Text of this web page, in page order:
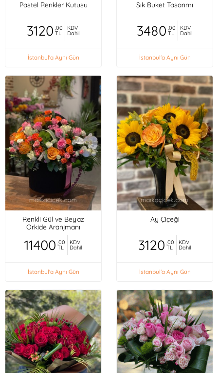
Pastel Renkler Kutusu
3120 ,00
TL
KDV
Dahil
İstanbul'a Aynı Gün
Şık Buket Tasarımı
3480 ,00
TL
KDV
Dahil
İstanbul'a Aynı Gün
Renkli Gül ve Beyaz
Orkide Aranjmanı
11400 ,00
TL
KDV
Dahil
İstanbul'a Aynı Gün
Ay Çiçeği
3120 ,00
TL
KDV
Dahil
İstanbul'a Aynı Gün